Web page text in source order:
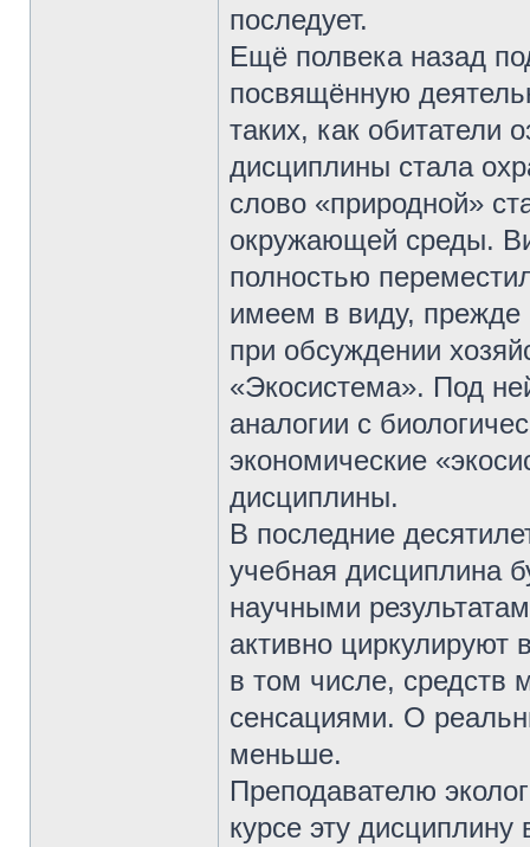
последует.
Ещё полвека назад
посвящённую
таких, как обитатели
дисциплины стала
слово «природной»
окружающей среды.
полностью
имеем в виду, прежде
при обсуждении
«Экосистема». Под
аналогии с
экономические
дисциплины.
В последние
учебная дисциплина
научными
активно циркулируют
в том числе, средств
сенсациями. О
меньше.
Преподавателю
курсе эту